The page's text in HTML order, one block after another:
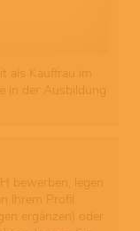
als Kauffrau im
in der Ausbildung
bewerben, legen
Ihrem Profil
ergänzen) oder